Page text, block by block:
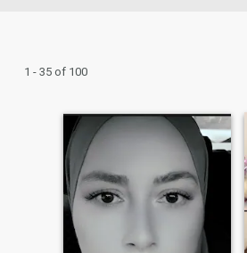
1 - 35 of 100